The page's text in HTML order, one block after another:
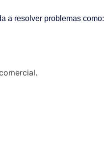
a resolver problemas como: